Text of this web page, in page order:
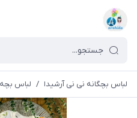
لباس بچگانه نی نی آرشیدا / لباس بچه